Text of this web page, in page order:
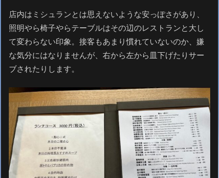
店内はミシュランとは思えないような安っぽさがあり、
照明やら椅子やらテーブルはその辺のレストランと大し
て変わらない印象。接客もあまり慣れていないのか、嫌
な気分にはなりませんが、右から左から皿下げたりサー
ブされたりします。